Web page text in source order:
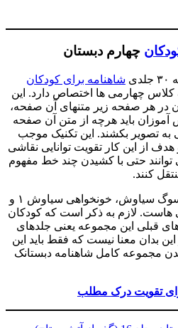
چهارم دبستان
شاهنامه برای کودکان
۵ کتاب آن به کلاس چهارمی ها اختصاص دارد. این
آن در هر صفحه زیر متنهای آن صفحه،
آموزان باید هرچه از متن آن صفحه
به تصویر بکشند. این تکنیک موجب
از این کار تقویت توانایی نقاشی
حتی با کشیدن چند خط مفهوم
کنند.
کتاب های گذر از آتش و تاج، سوگ سیاوش، خونخواهی سیاوش ۱ و
هاست. لازم به ذکر است که کودکان
قبلی این مجموعه یعنی جلدهای
بخوانند و این بدان معنا نیست که فقط باید این
مجموعه کامل شاهنامه دبستانک